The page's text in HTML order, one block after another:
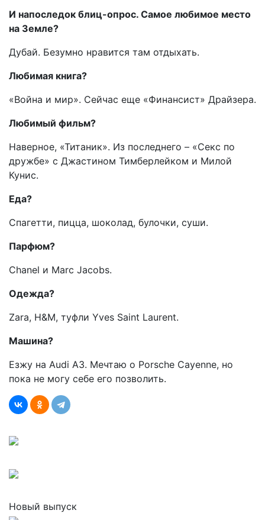
И напоследок блиц-опрос. Самое любимое место
на Земле?
Дубай. Безумно нравится там отдыхать.
Любимая книга?
«Война и мир». Сейчас еще «Финансист» Драйзера.
Любимый фильм?
Наверное, «Титаник». Из последнего – «Секс по
дружбе» с Джастином Тимберлейком и Милой
Кунис.
Еда?
Спагетти, пицца, шоколад, булочки, суши.
Парфюм?
Chanel и Marc Jacobs.
Одежда?
Zara, H&M, туфли Yves Saint Laurent.
Машина?
Езжу на Audi A3. Мечтаю о Porsche Cayenne, но
пока не могу себе его позволить.
Новый выпуск